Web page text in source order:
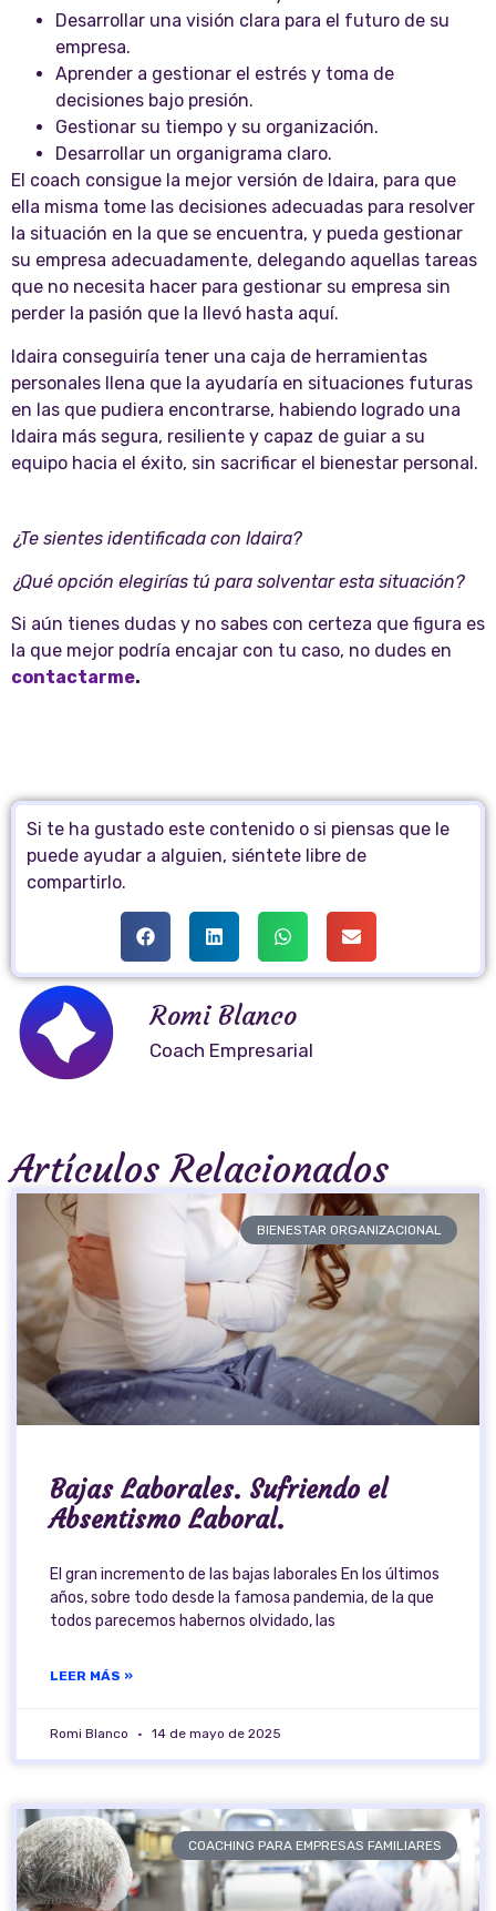
Desarrollar una visión clara para el futuro de su
empresa.
Aprender a gestionar el estrés y toma de
decisiones bajo presión.
Gestionar su tiempo y su organización.
Desarrollar un organigrama claro.
El coach consigue la mejor versión de Idaira, para que
ella misma tome las decisiones adecuadas para resolver
la situación en la que se encuentra, y pueda gestionar
su empresa adecuadamente, delegando aquellas tareas
que no necesita hacer para gestionar su empresa sin
perder la pasión que la llevó hasta aquí.
Idaira conseguiría tener una caja de herramientas
personales llena que la ayudaría en situaciones futuras
en las que pudiera encontrarse, habiendo logrado una
Idaira más segura, resiliente y capaz de guiar a su
equipo hacia el éxito, sin sacrificar el bienestar personal.
¿Te sientes identificada con Idaira?
¿Qué opción elegirías tú para solventar esta situación?
Si aún tienes dudas y no sabes con certeza que figura es
la que mejor podría encajar con tu caso, no dudes en
contactarme.
Si te ha gustado este contenido o si piensas que le
puede ayudar a alguien, siéntete libre de
compartirlo.
Romi Blanco
Coach Empresarial
Artículos Relacionados
BIENESTAR ORGANIZACIONAL
Bajas Laborales. Sufriendo el
Absentismo Laboral.
El gran incremento de las bajas laborales En los últimos
años, sobre todo desde la famosa pandemia, de la que
todos parecemos habernos olvidado, las
LEER MÁS »
Romi Blanco 14 de mayo de 2025
COACHING PARA EMPRESAS FAMILIARES